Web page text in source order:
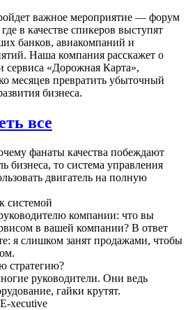
важное мероприятие — форум
в качестве спикеров выступят
банков, авиакомпаний и
Наша компания расскажет о
сервиса «Дорожная Карта»,
месяцев превратить убыточный
бизнеса.
все
фанаты качества побеждают
бизнеса, то система управления
двигатель на полную
системой
компании: что вы
в вашей компании? В ответ
я слишком занят продажами, чтобы
стратегию?
руководители. Они ведь
гайки крутят.
xecutive